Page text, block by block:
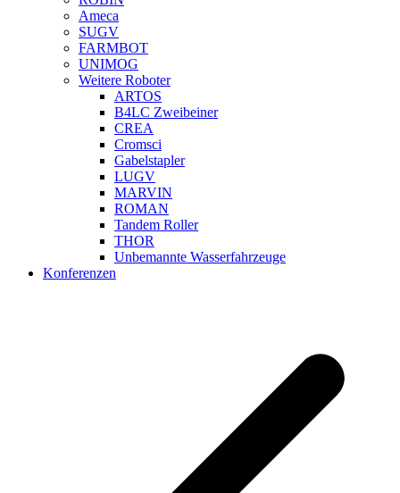
Ameca
SUGV
FARMBOT
UNIMOG
Weitere Roboter
ARTOS
B4LC Zweibeiner
CREA
Cromsci
Gabelstapler
LUGV
MARVIN
ROMAN
Tandem Roller
THOR
Unbemannte Wasserfahrzeuge
Konferenzen